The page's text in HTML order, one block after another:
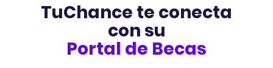
TuChance te conecta
con su
Portal de Becas